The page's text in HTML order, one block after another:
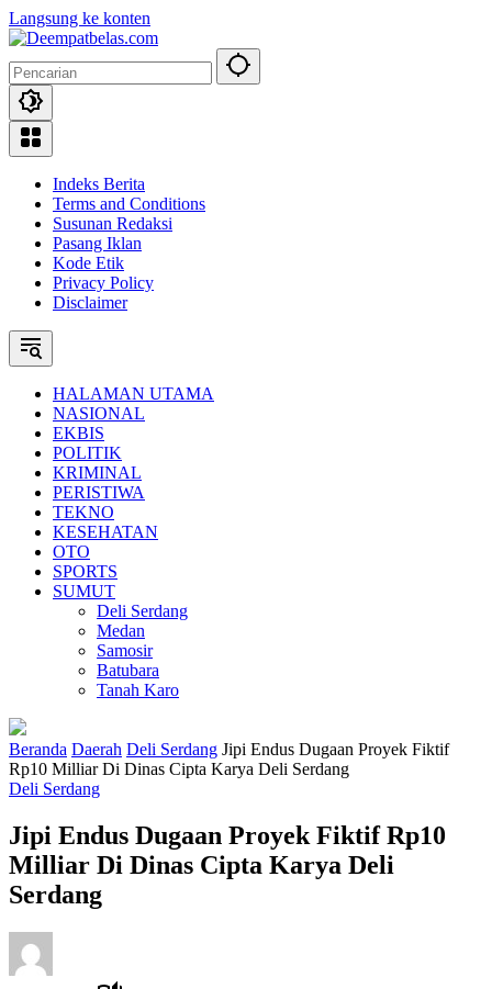
Langsung ke konten
Indeks Berita
Terms and Conditions
Susunan Redaksi
Pasang Iklan
Kode Etik
Privacy Policy
Disclaimer
HALAMAN UTAMA
NASIONAL
EKBIS
POLITIK
KRIMINAL
PERISTIWA
TEKNO
KESEHATAN
OTO
SPORTS
SUMUT
Deli Serdang
Medan
Samosir
Batubara
Tanah Karo
Beranda Daerah Deli Serdang Jipi Endus Dugaan Proyek Fiktif
Rp10 Milliar Di Dinas Cipta Karya Deli Serdang
Deli Serdang
Jipi Endus Dugaan Proyek Fiktif Rp10
Milliar Di Dinas Cipta Karya Deli
Serdang